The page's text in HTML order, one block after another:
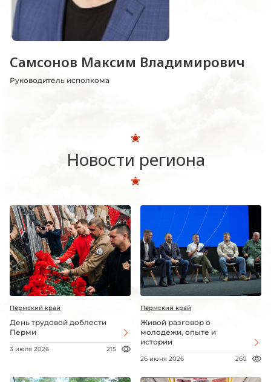
Самсонов Максим Владимирович
Руководитель исполкома
Новости региона
Пермский край
День трудовой доблести
Перми
3 июля 2026 215
Пермский край
Живой разговор о
молодежи, опыте и
истории
26 июня 2026 260